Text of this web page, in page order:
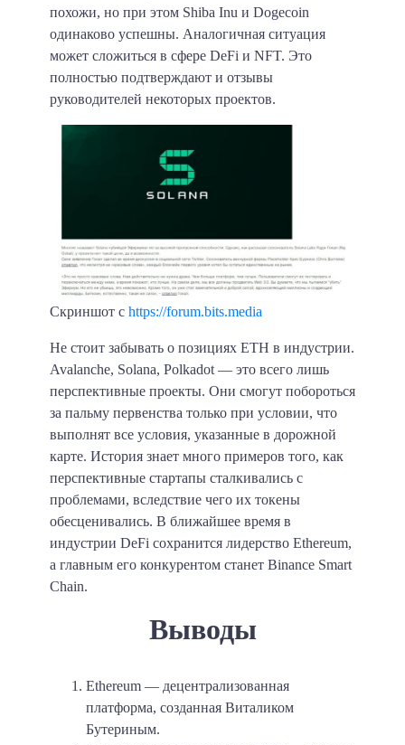
похожи, но при этом Shiba Inu и Dogecoin
одинаково успешны. Аналогичная ситуация
может сложиться в сфере DeFi и NFT. Это
полностью подтверждают и отзывы
руководителей некоторых проектов.
Скриншот с https://forum.bits.media
Не стоит забывать о позициях ETH в индустрии.
Avalanche, Solana, Polkadot — это всего лишь
перспективные проекты. Они смогут побороться
за пальму первенства только при условии, что
выполнят все условия, указанные в дорожной
карте. История знает много примеров того, как
перспективные стартапы сталкивались с
проблемами, вследствие чего их токены
обесценивались. В ближайшее время в
индустрии DeFi сохранится лидерство Ethereum,
а главным его конкурентом станет Binance Smart
Chain.
Выводы
Ethereum — децентрализованная
платформа, созданная Виталиком
Бутериным.